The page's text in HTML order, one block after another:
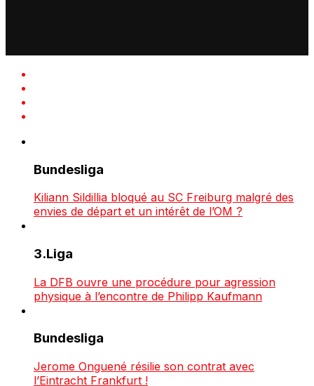
Bundesliga
Kiliann Sildillia bloqué au SC Freiburg malgré des
envies de départ et un intérêt de l’OM ?
3.Liga
La DFB ouvre une procédure pour agression
physique à l’encontre de Philipp Kaufmann
Bundesliga
Jerome Onguené résilie son contrat avec
l’Eintracht Frankfurt !